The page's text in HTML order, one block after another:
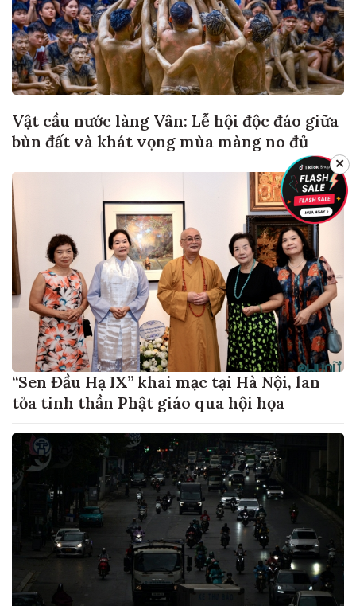
Vật cầu nước làng Vân: Lễ hội độc đáo giữa
bùn đất và khát vọng mùa màng no đủ
“Sen Đầu Hạ IX” khai mạc tại Hà Nội, lan
tỏa tinh thần Phật giáo qua hội họa
✕